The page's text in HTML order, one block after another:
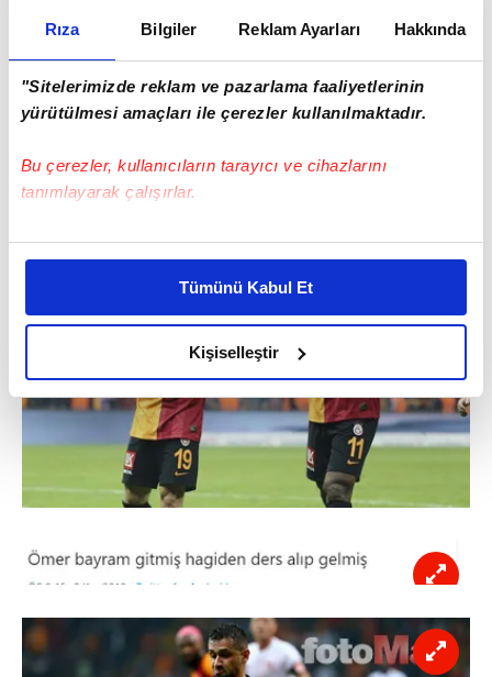
Rıza Bilgiler Reklam Ayarları Hakkında
"Sitelerimizde reklam ve pazarlama faaliyetlerinin
yürütülmesi amaçları ile çerezler kullanılmaktadır.
Bu çerezler, kullanıcıların tarayıcı ve cihazlarını
tanımlayarak çalışırlar.
Bu çerezlere izin vermeniz halinde sizlere özel
daha iyi reklam deneyimi yaşatabiliriz. Bunu yaparken
amacımızın size daha iyi bir reklam deneyimi sunmak
olduğunu ve sizlere en iyi içerikleri sunabilmek adına
elimizden gelen çabayı gösterdiğimizi ve bu noktada,
reklamların maliyetlerimizi karşılamak noktasında tek gelir
kalemimiz olduğunu sizlere hatırlatmak isteriz.
Her halükârda, kullanıcılar, bu çerezlere izin vermedikleri
takdirde, kullanıcılara hedefli reklamlar
Sizlere daha iyi bir hizmet sunabilmek için İnternet
Sitemizde kendimize ve üçüncü kişilere ait çerezler
kullanılmaktadır. Bu çerezler vasıtasıyla çeşitli kişisel
verileriniz işlenmekte olup gerekli olan çerezler bilgi
Tümünü Kabul Et
Kişiselleştir